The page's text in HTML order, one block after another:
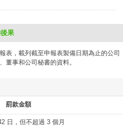
果
表，載列截至申報表製備日期為止的公司
董事和公司秘書的資料。
罰款金額
日，但不超過 3 個月